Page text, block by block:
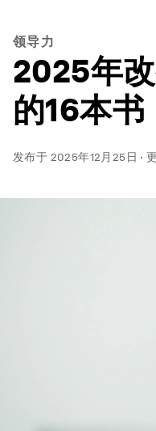
领导力
2025年
的16本书
发布于 2025年12月25日 ·